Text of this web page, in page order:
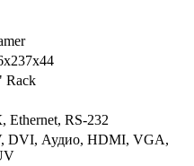
Rack
Ethernet, RS-232
DVI, Аудио, HDMI, VGA,